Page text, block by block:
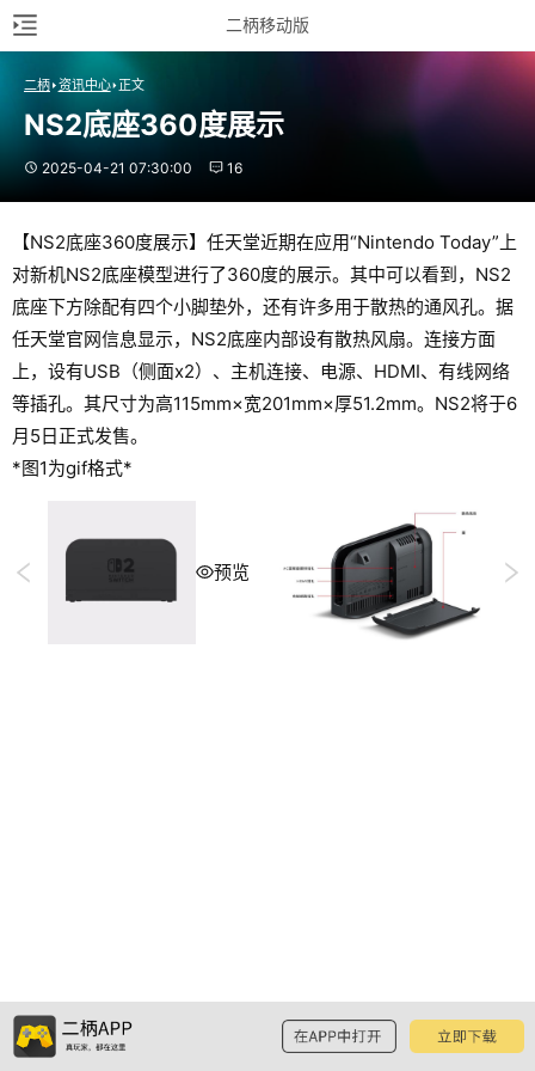
二柄移动版
二柄 资讯中心 正文
NS2底座360度展示
2025-04-21 07:30:00 16
【NS2底座360度展示】任天堂近期在应用“Nintendo Today”上
对新机NS2底座模型进行了360度的展示。其中可以看到，NS2
底座下方除配有四个小脚垫外，还有许多用于散热的通风孔。据
任天堂官网信息显示，NS2底座内部设有散热风扇。连接方面
上，设有USB（侧面x2）、主机连接、电源、HDMI、有线网络
等插孔。其尺寸为高115mm×宽201mm×厚51.2mm。NS2将于6
月5日正式发售。
*图1为gif格式*
预览